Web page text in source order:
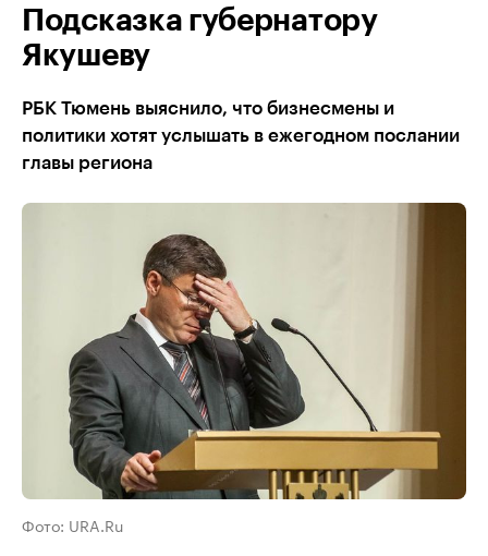
Подсказка губернатору
Якушеву
РБК Тюмень выяснило, что бизнесмены и
политики хотят услышать в ежегодном послании
главы региона
Фото: URA.Ru